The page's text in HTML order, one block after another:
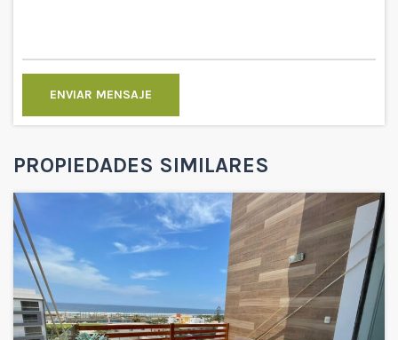
ENVIAR MENSAJE
PROPIEDADES SIMILARES